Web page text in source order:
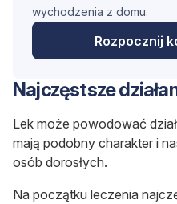
wychodzenia z domu.
Rozpocznij
Najczęstsze
Lek może powodować
mają podobny charakter i
osób dorosłych.
Na początku leczenia